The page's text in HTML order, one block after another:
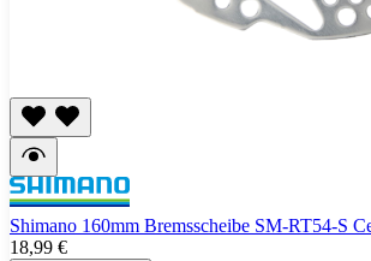
Shimano 160mm Bremsscheibe SM-RT54-S
18,99 €